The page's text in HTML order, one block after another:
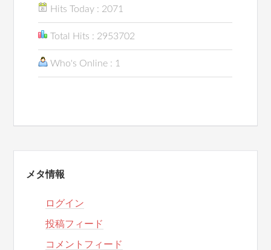
Hits Today : 2071
Total Hits : 2953702
Who's Online : 1
メタ情報
ログイン
投稿フィード
コメントフィード